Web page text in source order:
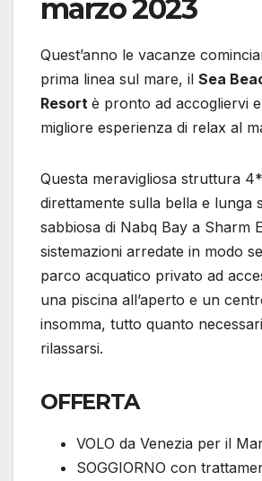
marzo 2023
Quest’anno le vacanze
prima linea sul mare, il Sea
Resort è pronto ad accogliervi
migliore esperienza di relax al
Questa meravigliosa struttura
direttamente sulla bella e lunga
sabbiosa di Nabq Bay a Sharm
sistemazioni arredate in modo
parco acquatico privato ad
una piscina all’aperto e un
insomma, tutto quanto
rilassarsi.
OFFERTA
VOLO da Venezia per il
SOGGIORNO con